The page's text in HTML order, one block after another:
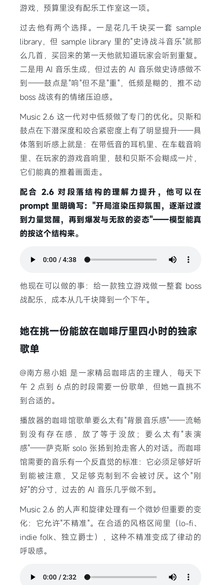
游戏，预算里没有配乐工作室这一项。
过去他有两个选择。一是花几千块买一套 sample
library，但 sample library 里的"史诗战斗音乐"就那
么几首，买回来的第一天他就知道玩家会听到重复。
二是用 AI 音乐生成，但过去的 AI 音乐做史诗感做不
到——鼓点是"响"但不是"重"，低频是糊的，推不动
boss 战该有的情绪压迫感。
Music 2.6 这一代对中低频做了专门的优化。贝斯和
鼓点在下潜深度和咬合紧密度上有了明显提升——具
体落到听感上就是：在带低音的耳机里、在车载音响
里、在玩家的游戏音响里，鼓和贝斯不会糊成一片，
它们能真的推着画面走。
配合 2.6 对段落结构的理解力提升，他可以在
prompt 里明确写："开局渲染压抑氛围，逐渐过渡
到力量觉醒，再到爆发与无敌的姿态"——模型能真
的按这个结构来。
他现在可以做的事：给一款独立游戏做一整套 boss
战配乐，成本从几千块降到一个下午。
她在挑一份能放在咖啡厅里四小时的独家
歌单
@南方易小姐 是一家精品咖啡店的主理人，每天下
午 2 点到 6 点的时段需要一份歌单，但她一直挑不
到合适的。
播放器的咖啡馆歌单要么太有"背景音乐感"——流畅
到没有存在感，放了等于没放；要么太有"表演
感"——萨克斯 solo 张扬到抢走客人的对话。而咖啡
馆需要的音乐有一个反直觉的标准：它必须足够好听
到能被注意，又足够克制到不会被讨厌。这个"刚
好"的分寸，过去的 AI 音乐几乎做不到。
Music 2.6 的人声和旋律处理有一个微妙但重要的变
化：它允许"不精准"。在合适的风格区间里（lo-fi、
indie folk、独立爵士），这种不精准变成了律动的
呼吸感。